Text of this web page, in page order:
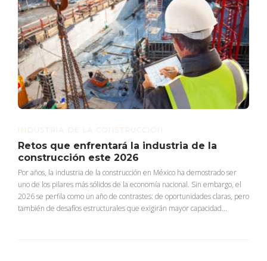
INDUSTRIA DE LA CONSTRUCCIÓN
Retos que enfrentará la industria de la
construcción este 2026
Por años, la industria de la construcción en México ha demostrado ser
uno de los pilares más sólidos de la economía nacional. Sin embargo, el
2026 se perfila como un año de contrastes: de oportunidades claras, pero
también de desafíos estructurales que exigirán mayor capacidad...